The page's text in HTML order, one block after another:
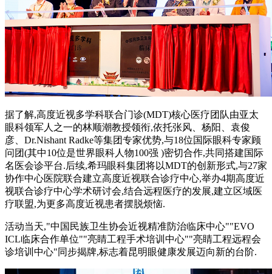
据了解,高度近视多学科联合门诊(MDT)核心医疗团队由亚太
眼科领军人之一的林顺潮教授领衔,依托张风、杨阳、袁俊
彦、Dr.Nishant Radke等集团专家优势,与18位国际眼科专家顾
问团(其中10位是世界眼科人物100强 )密切合作,共同搭建国际
名医会诊平台.后续,希玛眼科集团将以MDT的创新形式,与27家
协作中心医院联合建立高度近视联合诊疗中心,举办4期高度近
视联合诊疗中心学术研讨会,结合远程医疗的发展,建立区域医
疗联盟,为更多高度近视患者摆脱烦恼.
活动当天,"中国民族卫生协会近视精准防治临床中心""EVO
ICL临床合作单位""亮睛工程手术培训中心""亮睛工程远程会
诊培训中心"同步揭牌,标志着昆明眼健康发展迈向新的台阶.